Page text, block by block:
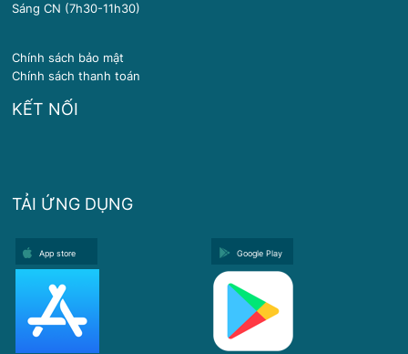
Sáng CN (7h30-11h30)
Chính sách bảo mật
Chính sách thanh toán
KẾT NỐI
TẢI ỨNG DỤNG
App store Google Play